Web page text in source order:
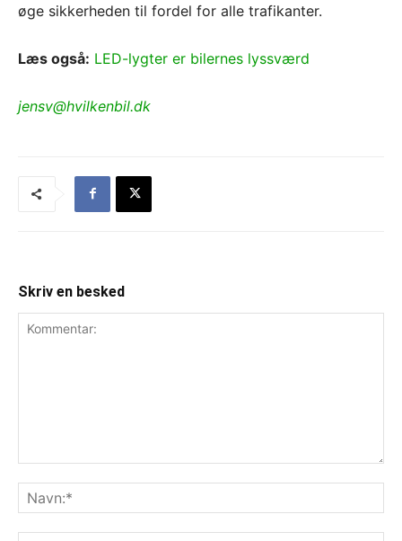
øge sikkerheden til fordel for alle trafikanter.
Læs også: LED-lygter er bilernes lyssværd
jensv@hvilkenbil.dk
Skriv en besked